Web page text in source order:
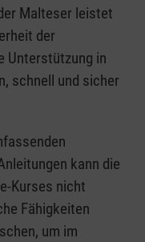
Malteser leistet
der
Unterstützung in
schnell und sicher
kann die
Kurses nicht
Fähigkeiten
um im